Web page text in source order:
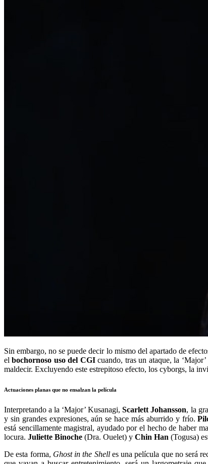
Sin embargo, no se puede decir lo mismo del apartado de
elbochornoso uso del CGIcuando, tras un ataque, la
maldecir. Excluyendo este estrepitoso efecto, los cyborgs, la
Actuaciones planas que no ensalzan la película
Interpretando a la ‘Major’ Kusanagi,Scarlett Johansson, la
y sin grandes expresiones, aún se hace más aburrido y frío.
está sencillamente magistral, ayudado por el hecho de haber
locura. Juliette Binoche (Dra. Ouelet) y Chin Han (Togusa)
De esta forma, Ghost in the Shelles una película que no será